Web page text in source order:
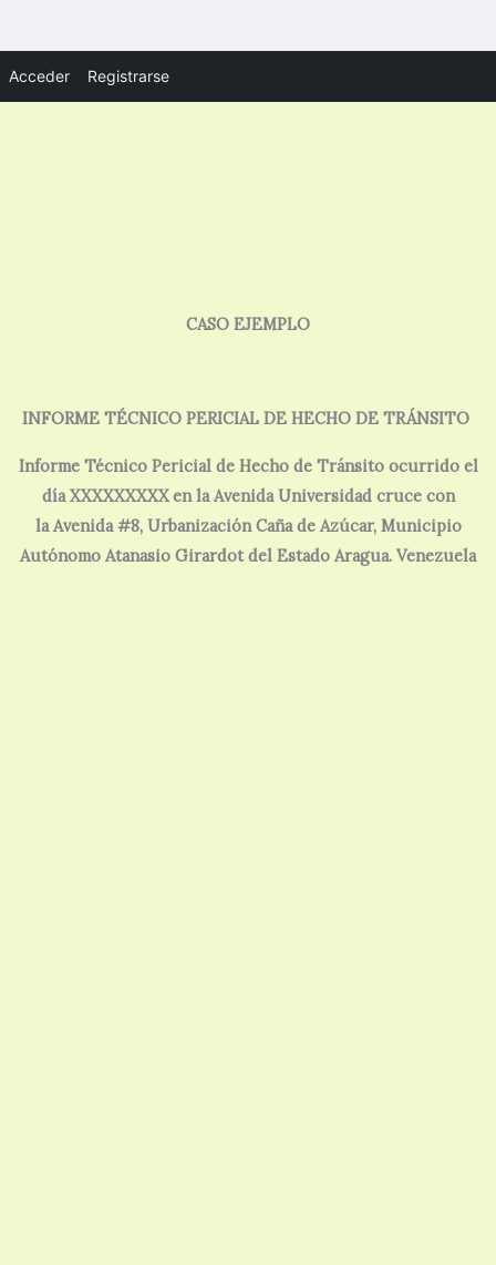
Acceder Registrarse
CASO EJEMPLO
INFORME TÉCNICO PERICIAL DE HECHO DE TRÁNSITO
Informe Técnico Pericial de Hecho de Tránsito ocurrido el
día XXXXXXXXX en la Avenida Universidad cruce con
la Avenida #8, Urbanización Caña de Azúcar, Municipio
Autónomo Atanasio Girardot del Estado Aragua. Venezuela